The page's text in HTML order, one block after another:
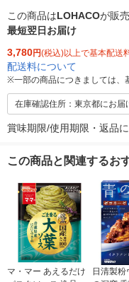
この商品はLOHACOが販
最短翌日お届け
3,780円(税込)以上で基本配送
配送料について
※一部の商品につきましては、
在庫確認住所：東京都にお届
賞味期限/使用期限・返品
この商品と関連するお
マ・マー あえるだけ
日清製粉